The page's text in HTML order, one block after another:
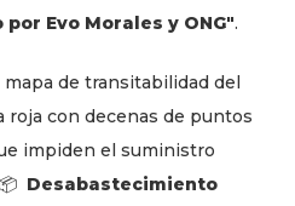
Evo Morales y ONG".
mapa de transitabilidad del
roja con decenas de puntos
impiden el suministro
Desabastecimiento